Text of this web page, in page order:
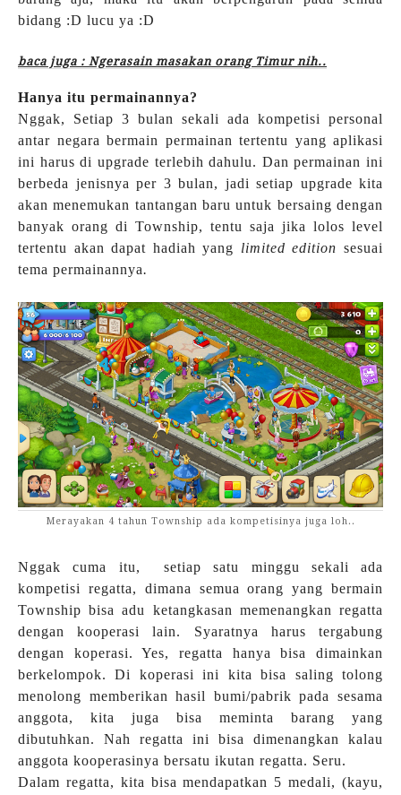
bidang :D lucu ya :D
baca juga : Ngerasain masakan orang Timur nih..
Hanya itu permainannya?
Nggak, Setiap 3 bulan sekali ada kompetisi personal
antar negara bermain permainan tertentu yang aplikasi
ini harus di upgrade terlebih dahulu. Dan permainan ini
berbeda jenisnya per 3 bulan, jadi setiap upgrade kita
akan menemukan tantangan baru untuk bersaing dengan
banyak orang di Township, tentu saja jika lolos level
tertentu akan dapat hadiah yang limited edition sesuai
tema permainannya.
Merayakan 4 tahun Township ada kompetisinya juga loh..
Nggak cuma itu, setiap satu minggu sekali ada
kompetisi regatta, dimana semua orang yang bermain
Township bisa adu ketangkasan memenangkan regatta
dengan kooperasi lain. Syaratnya harus tergabung
dengan koperasi. Yes, regatta hanya bisa dimainkan
berkelompok. Di koperasi ini kita bisa saling tolong
menolong memberikan hasil bumi/pabrik pada sesama
anggota, kita juga bisa meminta barang yang
dibutuhkan. Nah regatta ini bisa dimenangkan kalau
anggota kooperasinya bersatu ikutan regatta. Seru.
Dalam regatta, kita bisa mendapatkan 5 medali, (kayu,